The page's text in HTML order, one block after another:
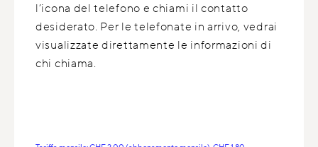
l’icona del telefono e chiami il contatto
desiderato. Per le telefonate in arrivo, vedrai
visualizzate direttamente le informazioni di
chi chiama.